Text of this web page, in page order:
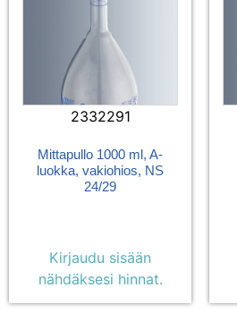
2332291
Mittapullo 1000 ml, A-
luokka, vakiohios, NS
24/29
Kirjaudu sisään
nähdäksesi hinnat.